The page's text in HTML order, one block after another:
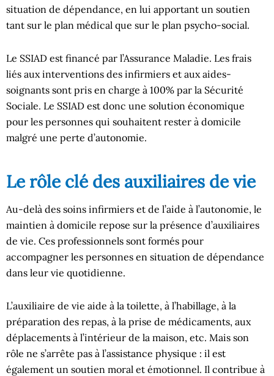
situation de dépendance, en lui apportant un soutien
tant sur le plan médical que sur le plan psycho-social.
Le SSIAD est financé par l’Assurance Maladie. Les frais
liés aux interventions des infirmiers et aux aides-
soignants sont pris en charge à 100% par la Sécurité
Sociale. Le SSIAD est donc une solution économique
pour les personnes qui souhaitent rester à domicile
malgré une perte d’autonomie.
Le rôle clé des auxiliaires de vie
Au-delà des soins infirmiers et de l’aide à l’autonomie, le
maintien à domicile repose sur la présence d’auxiliaires
de vie. Ces professionnels sont formés pour
accompagner les personnes en situation de dépendance
dans leur vie quotidienne.
L’auxiliaire de vie aide à la toilette, à l’habillage, à la
préparation des repas, à la prise de médicaments, aux
déplacements à l’intérieur de la maison, etc. Mais son
rôle ne s’arrête pas à l’assistance physique : il est
également un soutien moral et émotionnel. Il contribue à